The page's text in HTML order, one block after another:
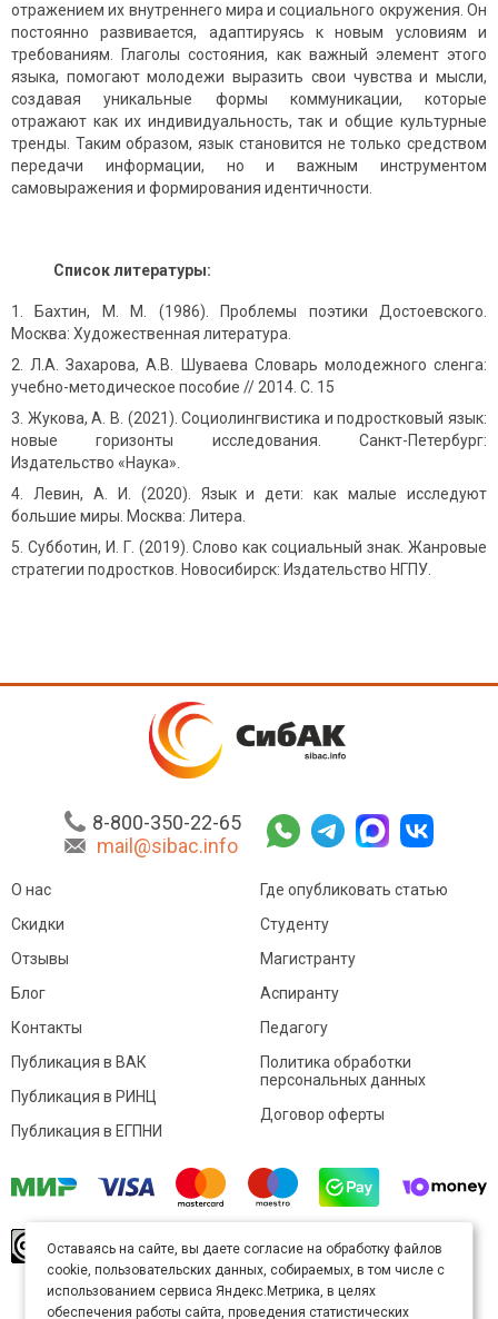
отражением их внутреннего мира и социального окружения. Он
постоянно развивается, адаптируясь к новым условиям и
требованиям. Глаголы состояния, как важный элемент этого
языка, помогают молодежи выразить свои чувства и мысли,
создавая уникальные формы коммуникации, которые
отражают как их индивидуальность, так и общие культурные
тренды. Таким образом, язык становится не только средством
передачи информации, но и важным инструментом
самовыражения и формирования идентичности.
Список литературы:
Бахтин, М. М. (1986). Проблемы поэтики Достоевского.
Москва: Художественная литература.
Л.А. Захарова, А.В. Шуваева Словарь молодежного сленга:
учебно-методическое пособие // 2014. С. 15
Жукова, А. В. (2021). Социолингвистика и подростковый язык:
новые горизонты исследования. Санкт-Петербург:
Издательство «Наука».
Левин, А. И. (2020). Язык и дети: как малые исследуют
большие миры. Москва: Литера.
Субботин, И. Г. (2019). Слово как социальный знак. Жанровые
стратегии подростков. Новосибирск: Издательство НГПУ.
8-800-350-22-65
mail@sibac.info
О нас
Скидки
Отзывы
Блог
Контакты
Где опубликовать статью
Студенту
Магистранту
Аспиранту
Педагогу
Публикация в ВАК
Публикация в РИНЦ
Публикация в ЕГПНИ
Политика обработки
персональных данных
Договор оферты
произведение доступно полицензии Creative
Commons «Attribution» («Атрибуция») 4.0
Непортированная.
Карта сайта
Оставаясь на сайте, вы даете согласие на обработку файлов
cookie, пользовательских данных, собираемых, в том числе с
использованием сервиса Яндекс.Метрика, в целях
обеспечения работы сайта, проведения статистических